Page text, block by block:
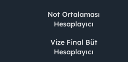
Not Ortalaması
Hesaplayıcı
Vize Final Büt
Hesaplayıcı